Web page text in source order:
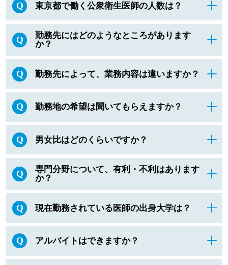
Q 東京都で働く公衆衛生医師の人数は？
Q
勤務先にはどのようなところがあります
か？
Q 勤務先によって、業務内容は違いますか？
Q 勤務地の希望は聞いてもらえますか？
Q 男女比はどのくらいですか？
Q
専門分野について、有利・不利はあります
か？
Q 現在勤務されている医師の出身大学は？
Q アルバイトはできますか？